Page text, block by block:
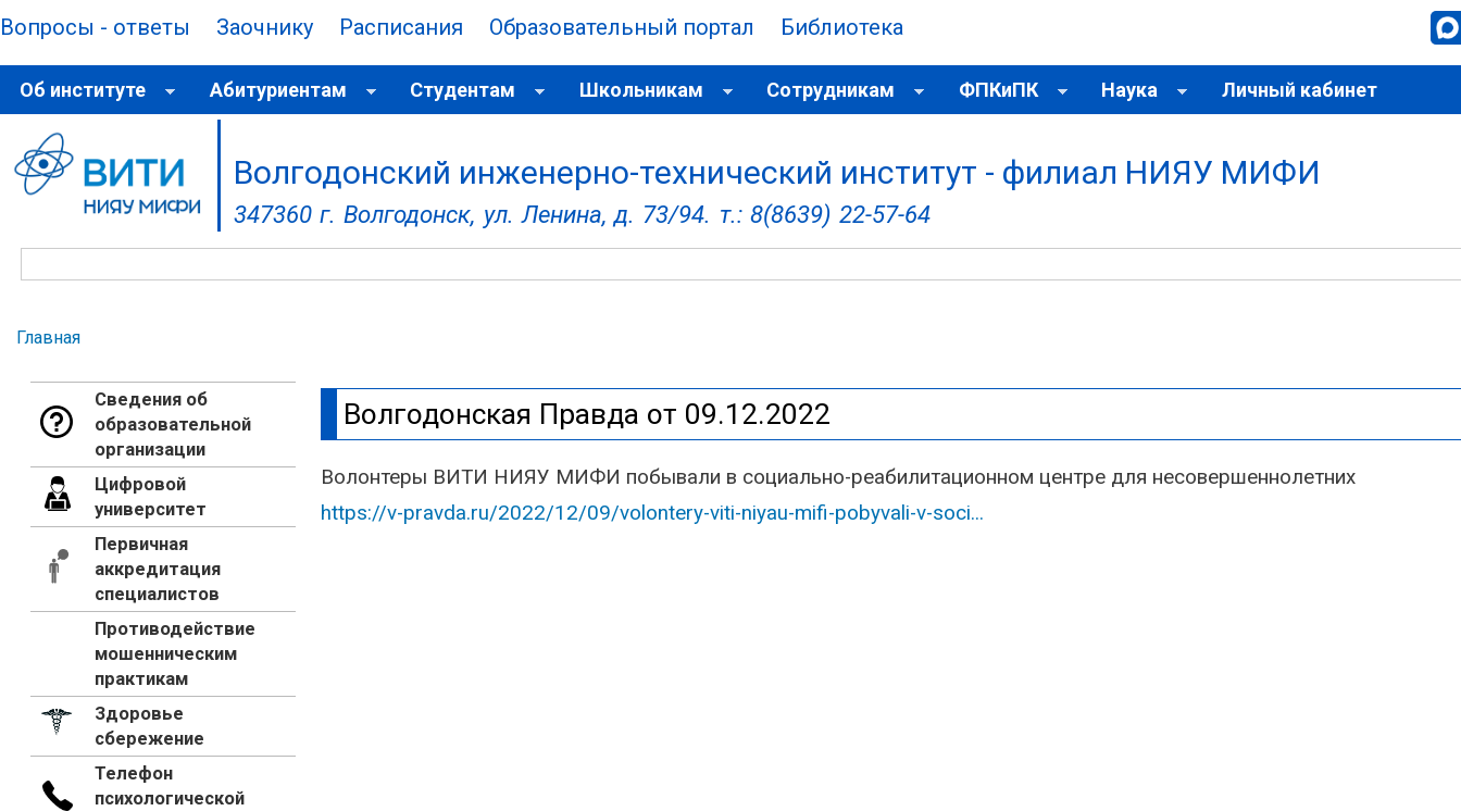
Перейти к
содержанию
Вопросы - ответы Заочнику Расписания Образовательный портал Библиотека
Об институте Абитуриентам Студентам Школьникам Сотрудникам ФПКиПК Наука Личный кабинет
Волгодонский инженерно-технический институт - филиал НИЯУ МИФИ
347360 г. Волгодонск, ул. Ленина, д. 73/94. т.: 8(8639) 22-57-64
Главная
Сведения об
образовательной
организации
Цифровой
университет
Первичная
аккредитация
специалистов
Противодействие
мошенническим
практикам
Здоровье
сбережение
Телефон
психологической
Волгодонская Правда от 09.12.2022
Волонтеры ВИТИ НИЯУ МИФИ побывали в социально-реабилитационном центре для несовершеннолетних
https://v-pravda.ru/2022/12/09/volontery-viti-niyau-mifi-pobyvali-v-soci...